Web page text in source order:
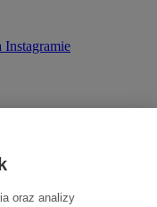
oraz analizy